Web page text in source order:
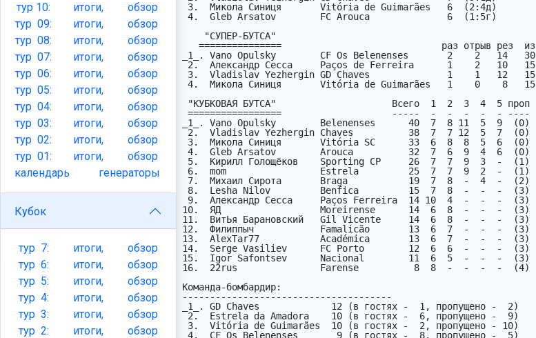
тур 10: итоги,
обзор
тур 09: итоги,
обзор
тур 08: итоги,
обзор
тур 07: итоги,
обзор
тур 06: итоги,
обзор
тур 05: итоги,
обзор
тур 04: итоги,
обзор
тур 03: итоги,
обзор
тур 02: итоги,
обзор
тур 01: итоги,
обзор
календарь
генераторы
Кубок
тур7: итоги,
обзор
тур6: итоги,
обзор
тур5: итоги,
обзор
тур4: итоги,
обзор
тур3: итоги,
обзор
тур2: итоги,
обзор
_1_. Vano Opulsky        CF Os Belenenses       2    2   14   30
_1_. Vano Opulsky        Belenenses      40  7  8 11  5  9  (0)
10.  ЯД                  Moreirense      14  6  8  -  -  -  (3)
11.  ВитЬя Барановский   Gil Vicente     14  6  8  -  -  -  (3)
12.  Филиппыч            Famalicão       13  6  7  -  -  -  (3)
13.  AlexTar77           Académica       13  6  7  -  -  -  (3)
14.  Serge Vasiliev      FC Porto        12  6  6  -  -  -  (3)
15.  Igor Safontsev      Nacional        11  6  5  -  -  -  (3)
16.  22rus               Farense          8  8  -  -  -  -  (4)
Команда-бомбардир:
--------------------------------------
_1_. GD Chaves             12 (в гостях -  1, пропущено -  2)